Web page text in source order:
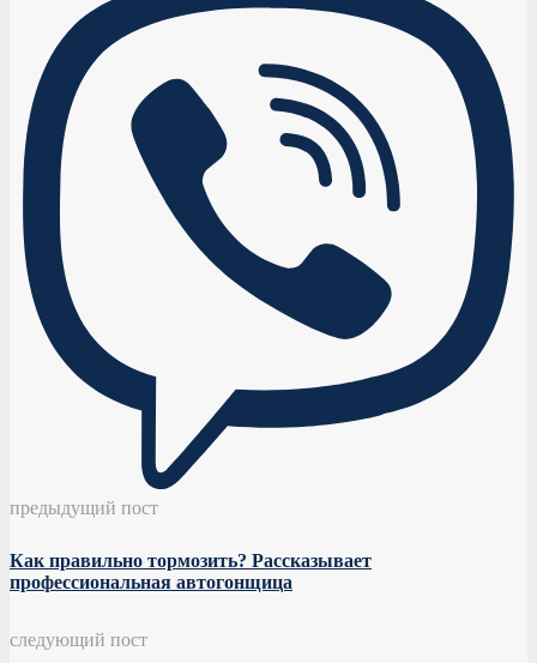
предыдущий пост
Как правильно тормозить? Рассказывает
профессиональная автогонщица
следующий пост